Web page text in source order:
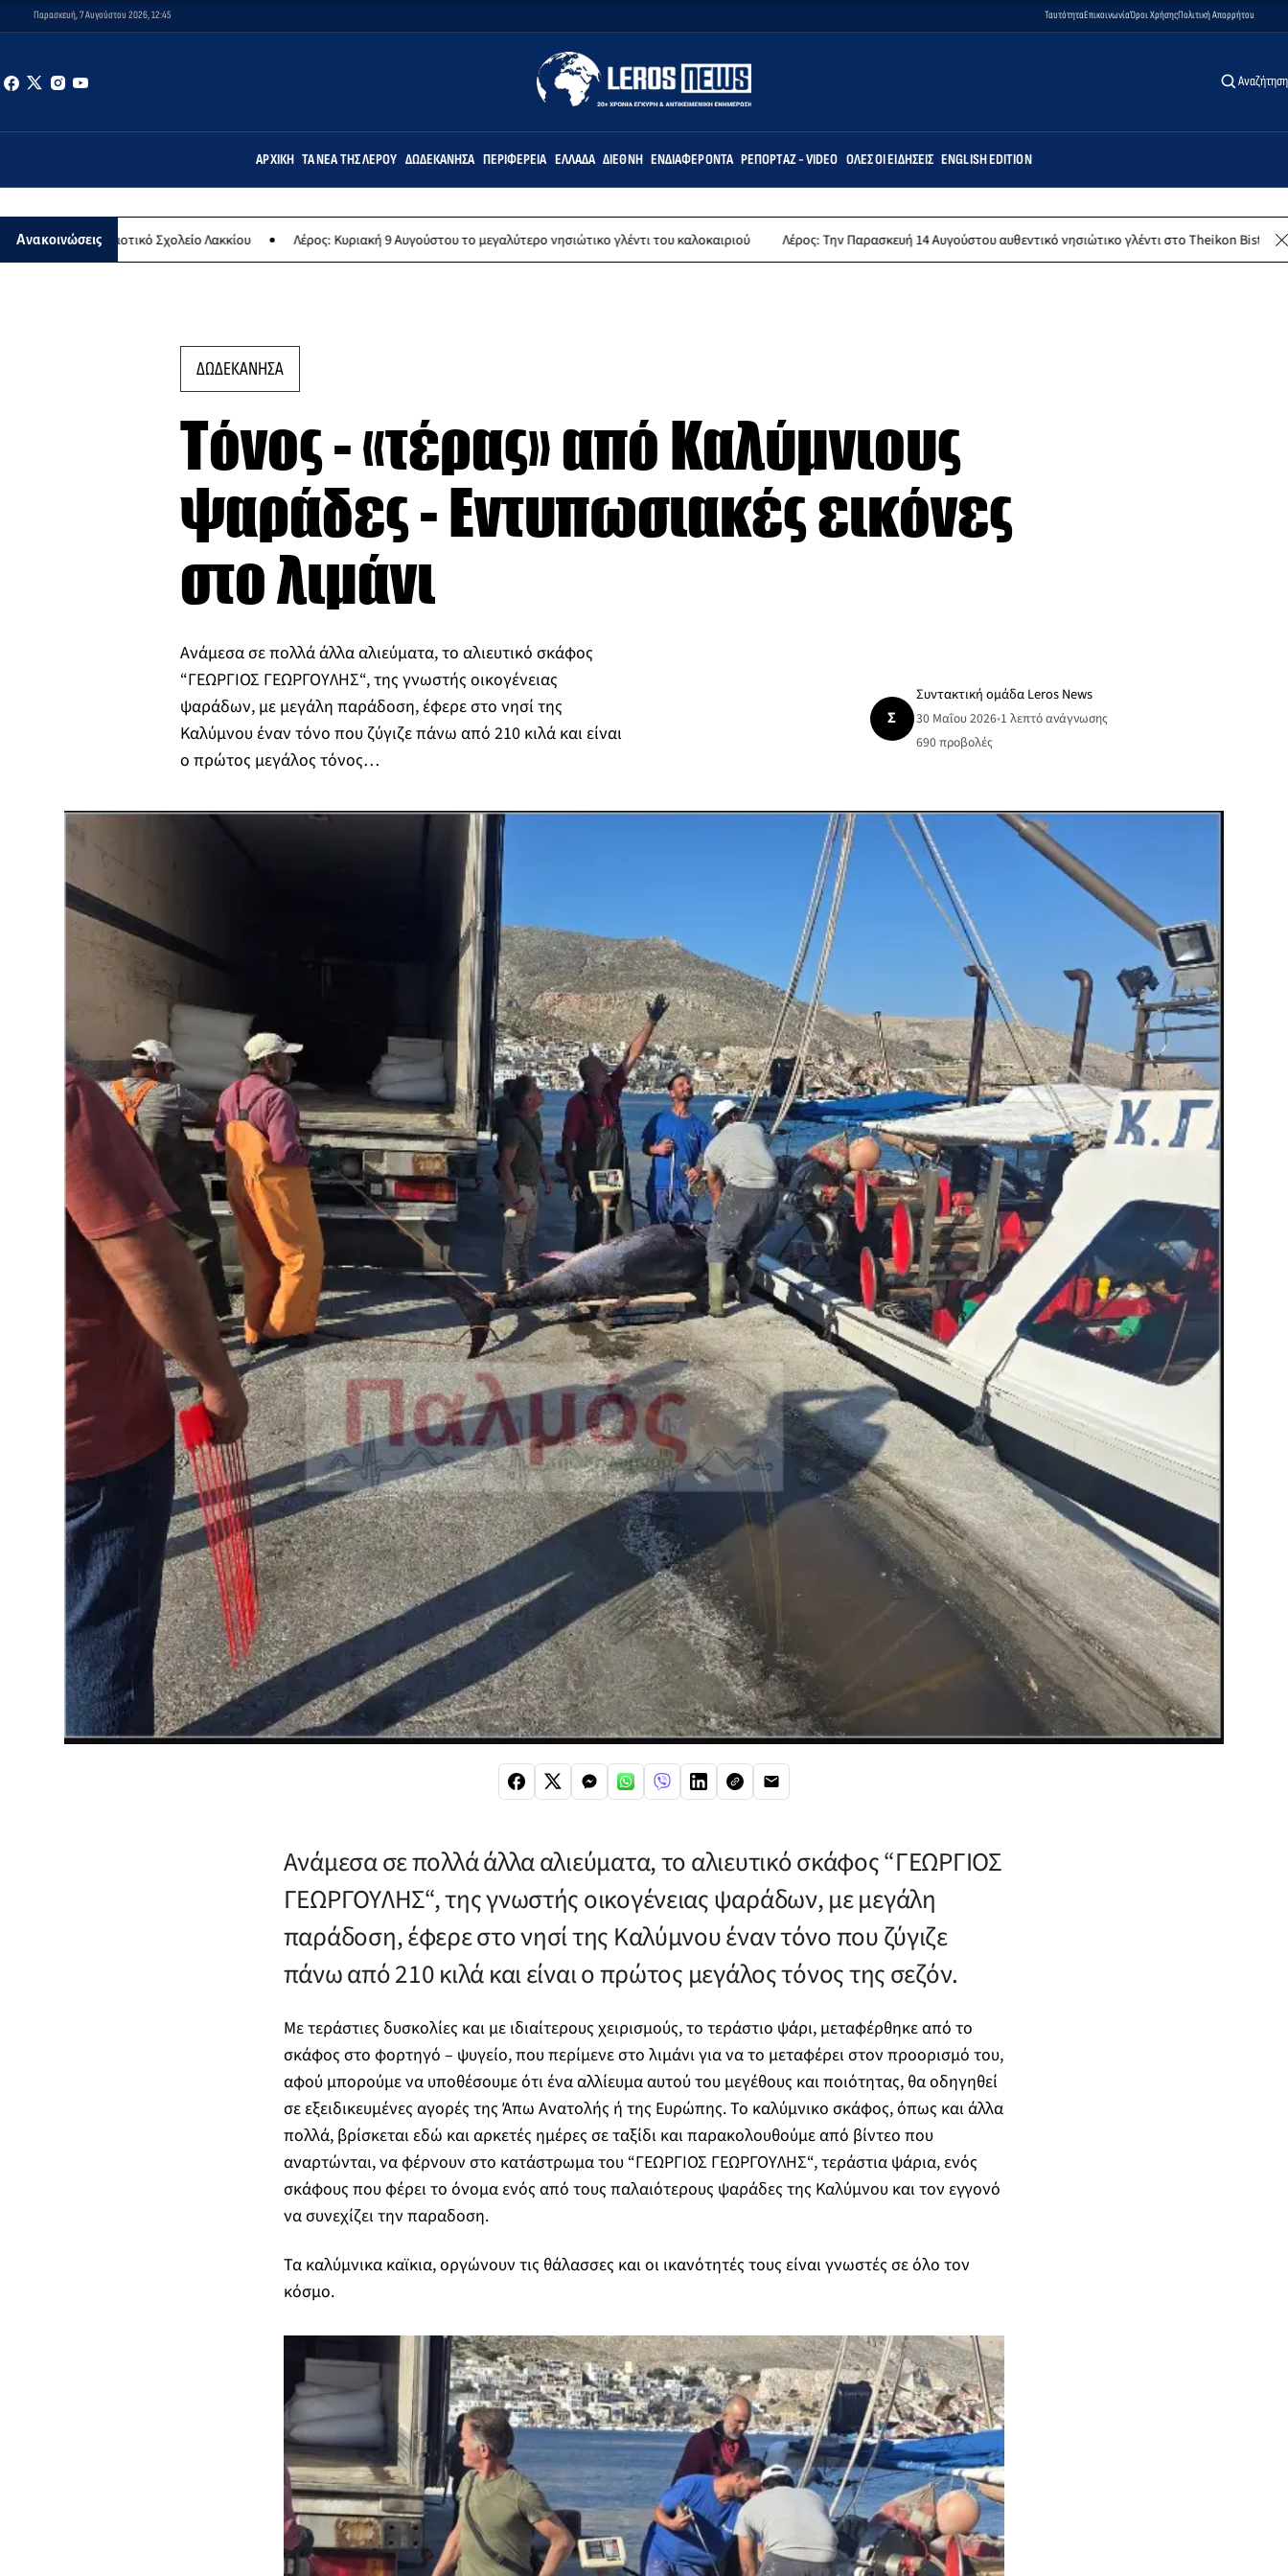
Παρασκευή, 7 Αυγούστου 2026, 12:45 ΤαυτότηταΕπικοινωνίαΌροι ΧρήσηςΠολιτική Απορρήτου
Αναζήτηση
ΑΡΧΙΚΉ ΤΑ ΝΈΑ ΤΗΣ ΛΈΡΟΥ ΔΩΔΕΚΆΝΗΣΑ ΠΕΡΙΦΈΡΕΙΑ ΕΛΛΆΔΑ ΔΙΕΘΝΉ ΕΝΔΙΑΦΈΡΟΝΤΑ ΡΕΠΟΡΤΆΖ - VIDEO ΌΛΕΣ ΟΙ ΕΙΔΉΣΕΙΣ ENGLISH EDITION
Ανακοινώσεις
Σχολείο Λακκίου Λέρος: Κυριακή 9 Αυγούστου το μεγαλύτερο νησιώτικο γλέντι του καλοκαιριού Λέρος: Την Παρασκευή 14 Αυγούστου αυθεντικό νησιώτικο γλέντι στο Theikon Bistro Restaurant!
ΔΩΔΕΚΑΝΗΣΑ
Τόνος - «τέρας» από Καλύμνιους
ψαράδες - Εντυπωσιακές εικόνες
στο λιμάνι
Ανάμεσα σε πολλά άλλα αλιεύματα, το αλιευτικό σκάφος
“ΓΕΩΡΓΙΟΣ ΓΕΩΡΓΟΥΛΗΣ“, της γνωστής οικογένειας
ψαράδων, με μεγάλη παράδοση, έφερε στο νησί της
Καλύμνου έναν τόνο που ζύγιζε πάνω από 210 κιλά και είναι
ο πρώτος μεγάλος τόνος…
Σ
Συντακτική ομάδα Leros News
30 Μαΐου 2026•1 λεπτό ανάγνωσης
690προβολές
Ανάμεσα σε πολλά άλλα αλιεύματα, το αλιευτικό σκάφος “ΓΕΩΡΓΙΟΣ
ΓΕΩΡΓΟΥΛΗΣ“, της γνωστής οικογένειας ψαράδων, με μεγάλη
παράδοση, έφερε στο νησί της Καλύμνου έναν τόνο που ζύγιζε
πάνω από 210 κιλά και είναι ο πρώτος μεγάλος τόνος της σεζόν.
Με τεράστιες δυσκολίες και με ιδιαίτερους χειρισμούς, το τεράστιο ψάρι, μεταφέρθηκε από το
σκάφος στο φορτηγό – ψυγείο, που περίμενε στο λιμάνι για να το μεταφέρει στον προορισμό του,
αφού μπορούμε να υποθέσουμε ότι ένα αλλίευμα αυτού του μεγέθους και ποιότητας, θα οδηγηθεί
σε εξειδικευμένες αγορές της Άπω Ανατoλής ή της Ευρώπης. Το καλύμνικο σκάφος, όπως και άλλα
πολλά, βρίσκεται εδώ και αρκετές ημέρες σε ταξίδι και παρακολουθούμε από βίντεο που
αναρτώνται, να φέρνουν στο κατάστρωμα του “ΓΕΩΡΓΙΟΣ ΓΕΩΡΓΟΥΛΗΣ“, τεράστια ψάρια, ενός
σκάφους που φέρει το όνομα ενός από τους παλαιότερους ψαράδες της Καλύμνου και τον εγγονό
να συνεχίζει την παραδοση.
Τα καλύμνικα καϊκια, οργώνουν τις θάλασσες και οι ικανότητές τους είναι γνωστές σε όλο τον
κόσμο.